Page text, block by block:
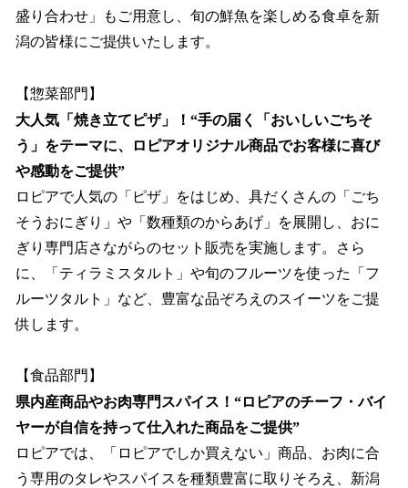
盛り合わせ」もご用意し、旬の鮮魚を楽しめる食卓を新
潟の皆様にご提供いたします。
【惣菜部門】
大人気「焼き立てピザ」！“手の届く「おいしいごちそ
う」をテーマに、ロピアオリジナル商品でお客様に喜び
や感動をご提供”
ロピアで人気の「ピザ」をはじめ、具だくさんの「ごち
そうおにぎり」や「数種類のからあげ」を展開し、おに
ぎり専門店さながらのセット販売を実施します。さら
に、「ティラミスタルト」や旬のフルーツを使った「フ
ルーツタルト」など、豊富な品ぞろえのスイーツをご提
供します。
【食品部門】
県内産商品やお肉専門スパイス！“ロピアのチーフ・バイ
ヤーが自信を持って仕入れた商品をご提供”
ロピアでは、「ロピアでしか買えない」商品、お肉に合
う専用のタレやスパイスを種類豊富に取りそろえ、新潟